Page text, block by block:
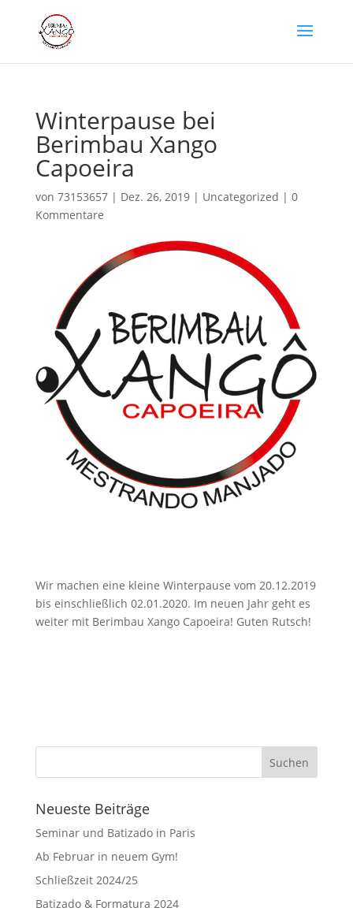
Winterpause bei
Berimbau Xango
Capoeira
von 73153657| Dez. 26, 2019| Uncategorized | 0
Kommentare
Wir machen eine kleine Winterpause vom 20.12.2019
bis einschließlich 02.01.2020. Im neuen Jahr geht es
weiter mit Berimbau Xango Capoeira! Guten Rutsch!
Neueste Beiträge
Seminar und Batizado in Paris
Ab Februar in neuem Gym!
Schließzeit 2024/25
Batizado & Formatura 2024